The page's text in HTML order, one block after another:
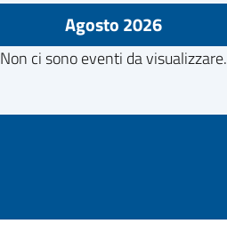
Agosto 2026
Non ci sono eventi da visualizzare.